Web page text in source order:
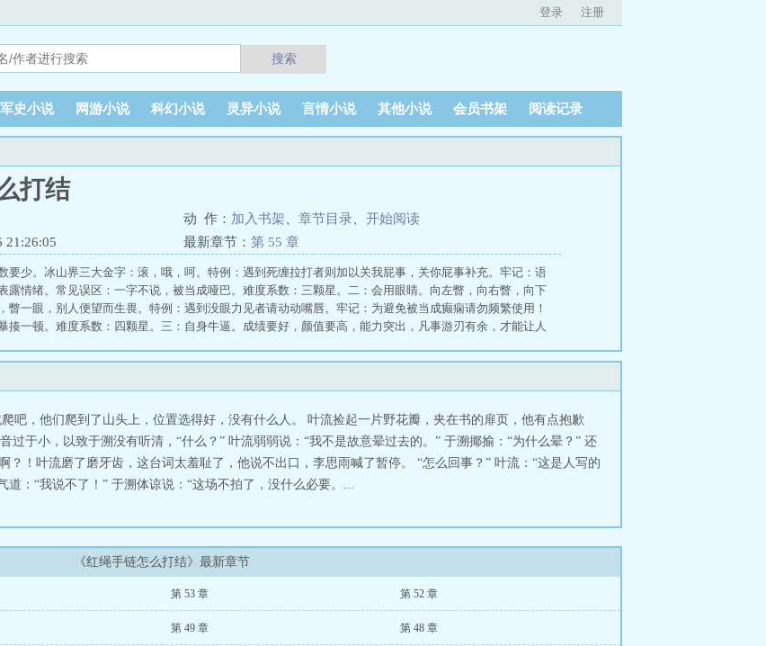
登录 注册
搜索
军史小说 网游小说 科幻小说 灵异小说 言情小说 其他小说 会员书架 阅读记录
打结
动 作： 加入书架 章节目录
开始阅读
21:26:05
最新章节： 第 55 章
要少。冰山界三大金字：滚，哦，呵。特例：遇到死缠拉打者则加以关我屁事，关你屁事补充。牢记：语
露情绪。常见误区：一字不说，被当成哑巴。难度系数：三颗星。二：会用眼睛。向左瞥，向右瞥，向下
瞥一眼，别人便望而生畏。特例：遇到没眼力见者请动动嘴唇。牢记：为避免被当成癫痫请勿频繁使用！
揍一顿。难度系数：四颗星。三：自身牛逼。成绩要好，颜值要高，能力突出，凡事游刃有余，才能让人
吧，他们爬到了山头上，位置选得好，没有什么人。 叶流捡起一片野花瓣，夹在书的扉页，他有点抱歉
过于小，以致于溯没有听清，“什么？” 叶流弱弱说：“我不是故意晕过去的。” 于溯揶揄：“为什么晕？” 还
！叶流磨了磨牙齿，这台词太羞耻了，他说不出口，李思雨喊了暂停。 “怎么回事？” 叶流：“这是人写的
道：“我说不了！” 于溯体谅说：“这场不拍了，没什么必要。...
《红绳手链怎么打结》最新章节
第 53 章 第 52 章
第 49 章 第 48 章